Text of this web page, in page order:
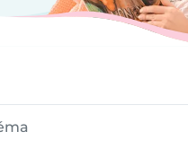
komunitních zdrojů